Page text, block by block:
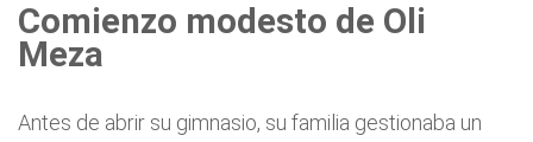
Comienzo modesto de Oli
Meza
Antes de abrir su gimnasio, su familia gestionaba un